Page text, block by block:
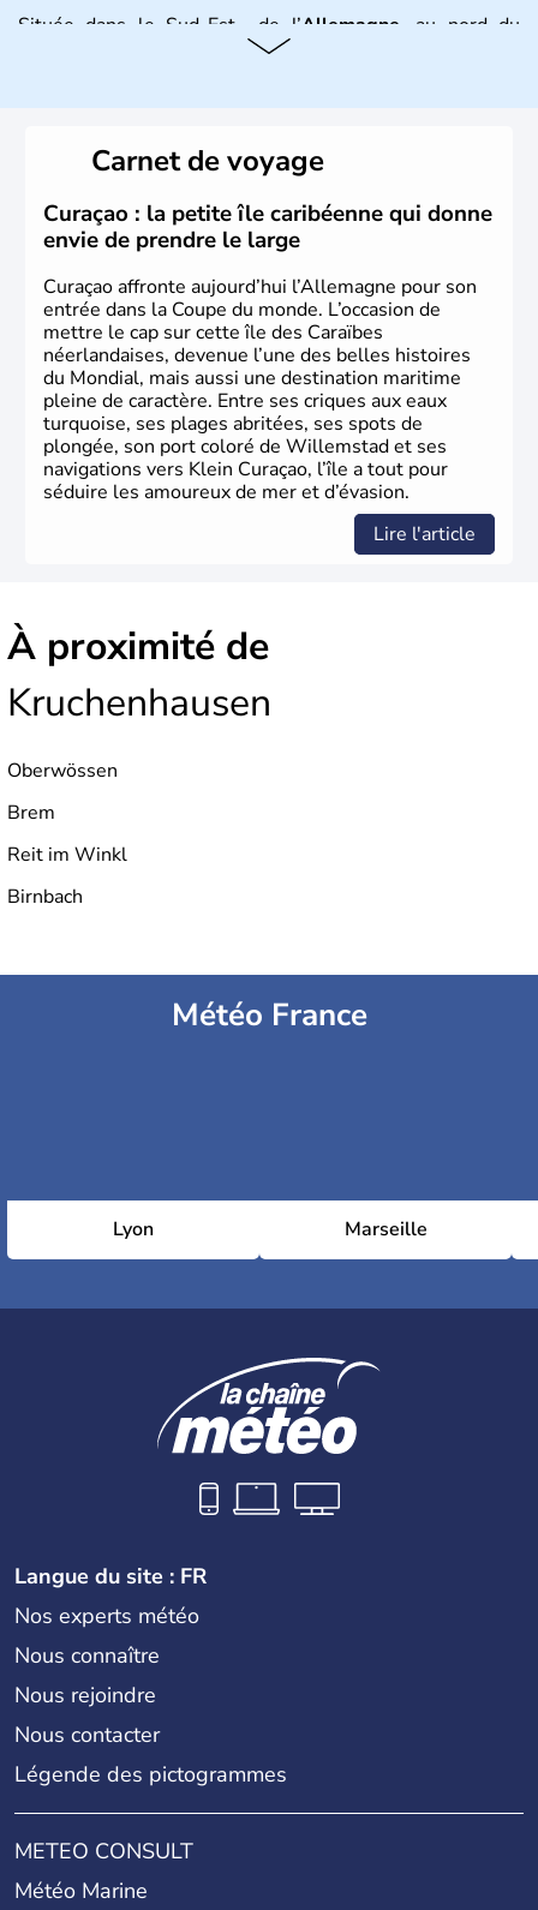
Située dans le Sud-Est de l’Allemagne , au nord du
fait partie des seize
conservateur.Carnet de voyage
Curaçao : la petite île caribéenne qui donne
envie de prendre le large
Curaçao affronte aujourd’hui l’Allemagne pour son
entrée dans la Coupe du monde. L’occasion de
mettre le cap sur cette île des Caraïbes
néerlandaises, devenue l’une des belles histoires
du Mondial, mais aussi une destination maritime
pleine de caractère. Entre ses criques aux eaux
turquoise, ses plages abritées, ses spots de
plongée, son port coloré de Willemstad et ses
navigations vers Klein Curaçao, l’île a tout pour
séduire les amoureux de mer et d’évasion.
Lire l'article
À proximité de
Kruchenhausen
Oberwössen
Brem
Reit im Winkl
Birnbach
Météo France
Lyon Marseille
Langue du site : FR
Nos experts météo
Nous connaître
Nous rejoindre
Nous contacter
Légende des pictogrammes
METEO CONSULT
Météo Marine